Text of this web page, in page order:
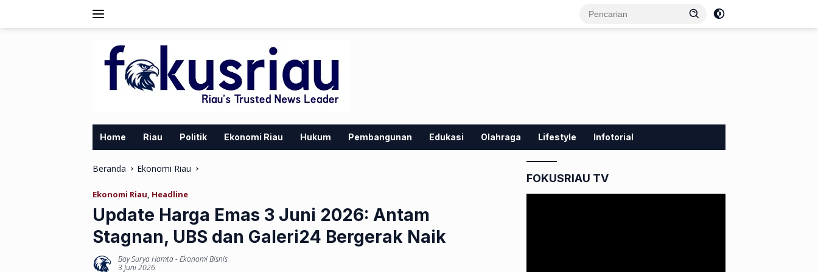
Home Riau Politik Ekonomi Riau Hukum Pembangunan Edukasi Olahraga Lifestyle Infotorial
Beranda Ekonomi Riau
Ekonomi Riau, Headline
Update Harga Emas 3 Juni 2026: Antam
Stagnan, UBS dan Galeri24 Bergerak Naik
Boy Surya Hamta-Ekonomi Bisnis
3 Juni 2026
FOKUSRIAU TV